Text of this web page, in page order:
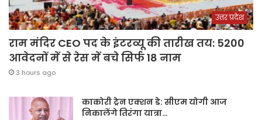
उत्तर प्रदेश
राम मंदिर CEO पद के इंटरव्यू की तारीख तय: 5200
आवेदनों में से रेस में बचे सिर्फ 18 नाम
3 hours ago
काकोरी ट्रेन एक्शन डे: सीएम योगी आज
निकालेंगे तिरंगा यात्रा…